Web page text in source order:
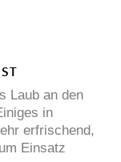
Laub an den
in
erfrischend,
Einsatz